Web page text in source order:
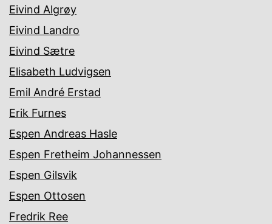
Eivind Algrøy
Eivind Landro
Eivind Sætre
Elisabeth Ludvigsen
Emil André Erstad
Erik Furnes
Espen Andreas Hasle
Espen Fretheim Johannessen
Espen Gilsvik
Espen Ottosen
Fredrik Ree